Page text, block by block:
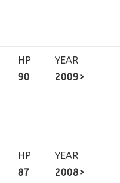
HP
90
YEAR
2009>
HP
87
YEAR
2008>